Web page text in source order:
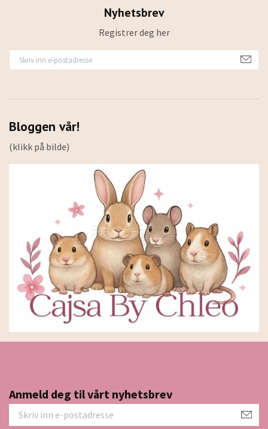
Nyhetsbrev
Registrer deg her
Bloggen vår!
(klikk på bilde)
Anmeld deg til vårt nyhetsbrev